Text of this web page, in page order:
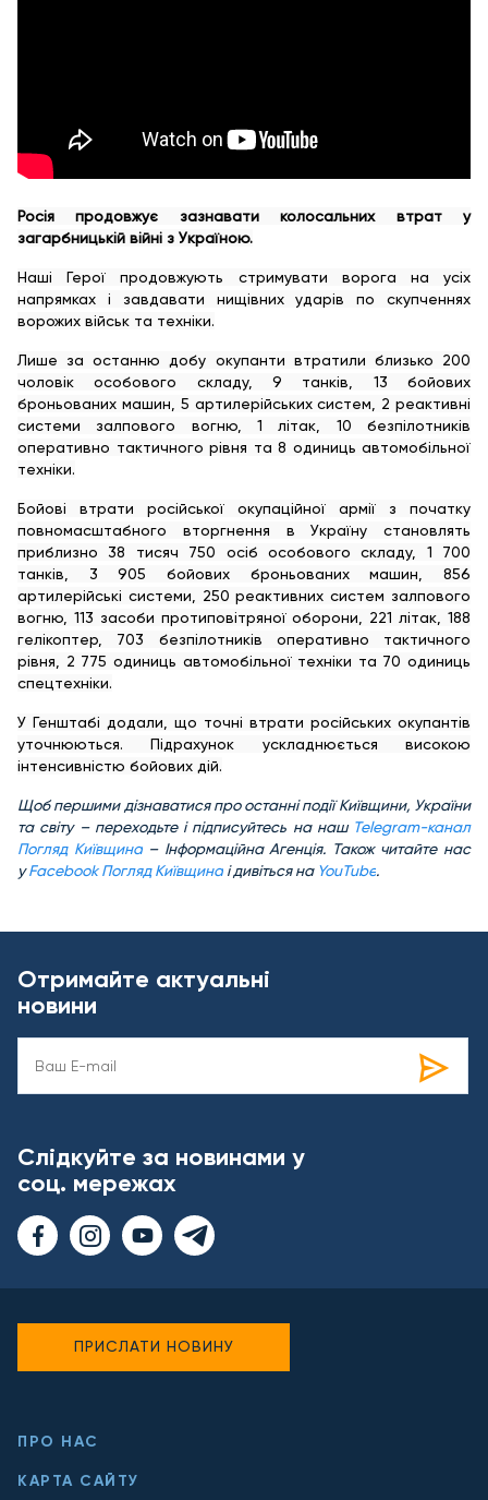
Росія продовжує зазнавати колосальних втрат у
загарбницькій війні з Україною.
Наші Герої продовжують стримувати ворога на усіх
напрямках і завдавати нищівних ударів по скупченнях
ворожих військ та техніки.
Лише за останню добу окупанти втратили близько 200
чоловік особового складу, 9 танків, 13 бойових
броньованих машин, 5 артилерійських систем, 2 реактивні
системи залпового вогню, 1 літак, 10 безпілотників
оперативно тактичного рівня та 8 одиниць автомобільної
техніки.
Бойові втрати російської окупаційної армії з початку
повномасштабного вторгнення в Україну становлять
приблизно 38 тисяч 750 осіб особового складу, 1 700
танків, 3 905 бойових броньованих машин, 856
артилерійські системи, 250 реактивних систем залпового
вогню, 113 засоби протиповітряної оборони, 221 літак, 188
гелікоптер, 703 безпілотників оперативно тактичного
рівня, 2 775 одиниць автомобільної техніки та 70 одиниць
спецтехніки.
У Генштабі додали, що точні втрати російських окупантів
уточнюються. Підрахунок ускладнюється високою
інтенсивністю бойових дій.
Щоб першими дізнаватися про останні події Київщини, України
та світу – переходьте і підписуйтесь на наш Telegram-канал
Погляд Київщина– Інформаційна Агенція. Також читайте нас
уFacebook Погляд Київщина і дивіться на YouTube.
Отримайте актуальні
новини
Слідкуйте за новинами у
соц. мережах
ПРО НАС
КАРТА САЙТУ
ПРИСЛАТИ НОВИНУ